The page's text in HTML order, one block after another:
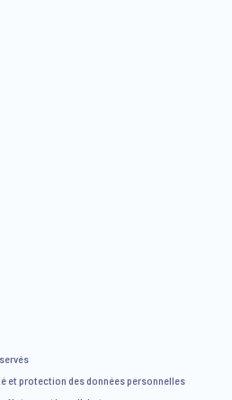
e-mail des communications
désinscrire de notre liste de
et protection des données personnelles